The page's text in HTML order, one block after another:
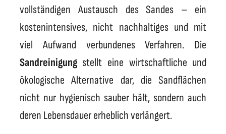
vollständigen Austausch des Sandes – ein
kostenintensives, nicht nachhaltiges und mit
viel Aufwand verbundenes Verfahren. Die
Sandreinigungstellt eine wirtschaftliche und
ökologische Alternative dar, die Sandflächen
nicht nur hygienisch sauber hält, sondern auch
deren Lebensdauer erheblich verlängert.